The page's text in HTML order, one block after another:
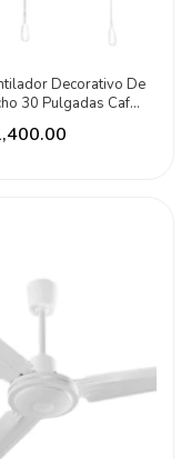
Decorativo De
30 Pulgadas Café
76.2 Cm 60hz
Café Oscuro